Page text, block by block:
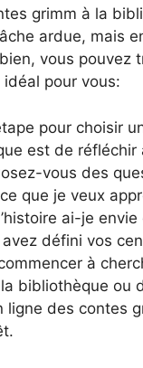
grimm à la
ardue, mais
vous pouvez
pour vous:
pour choisir
est de réfléchir
vous des
ce que je veux
ai-je envie
défini vos
à
bibliothèque ou
ligne des contes